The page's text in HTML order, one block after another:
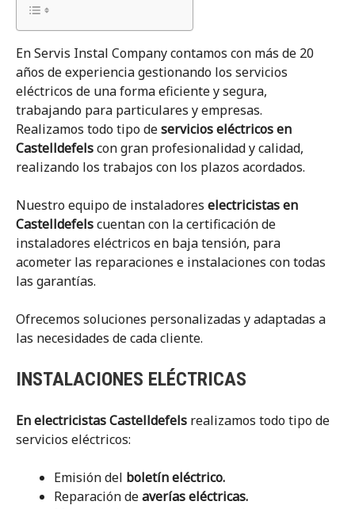
En Servis Instal Company contamos con más de 20
años de experiencia gestionando los servicios
eléctricos de una forma eficiente y segura,
trabajando para particulares y empresas.
Realizamos todo tipo deservicios eléctricos en
Castelldefelscon gran profesionalidad y calidad,
realizando los trabajos con los plazos acordados.
Nuestro equipo de instaladores electricistas en
Castelldefelscuentan con la certificación de
instaladores eléctricos en baja tensión, para
acometer las reparaciones e instalaciones con todas
las garantías.
Ofrecemos soluciones personalizadas y adaptadas a
las necesidades de cada cliente.
INSTALACIONES ELÉCTRICAS
En electricistas Castelldefels realizamos todo tipo de
servicios eléctricos:
Emisión del boletín eléctrico.
Reparación deaverías eléctricas.